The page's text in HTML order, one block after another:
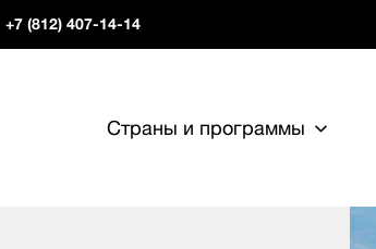
+7 (812) 407-14-14
Страны и программы